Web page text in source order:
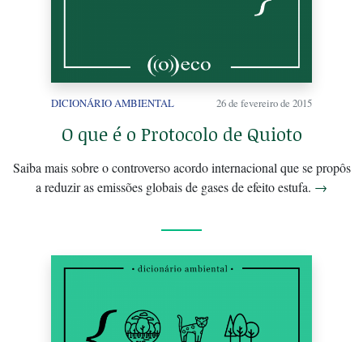
DICIONÁRIO AMBIENTAL 26 de fevereiro de 2015
O que é o Protocolo de Quioto
Saiba mais sobre o controverso acordo internacional que se propôs
a reduzir as emissões globais de gases de efeito estufa. →